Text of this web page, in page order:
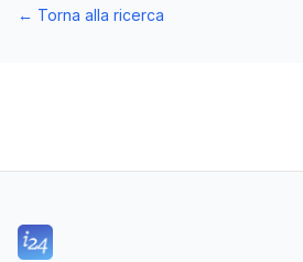
← Torna alla ricerca